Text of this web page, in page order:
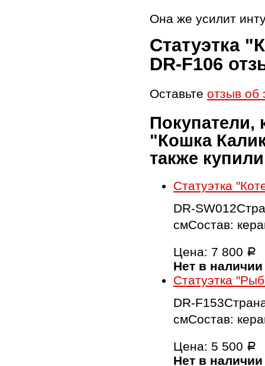
Она же усилит
Статуэтка
DR-F106
Оставьте отзыв об
Покупатели,
"Кошка
также купили
Статуэтка
DR-
смСостав:
Цена: 7 800 Р
Нет в наличии
Статуэтка
DR-
смСостав:
Цена: 5 500 Р
Нет в наличии